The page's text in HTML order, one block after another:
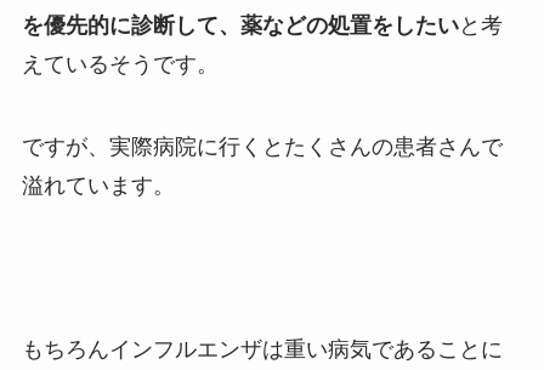
を優先的に診断して、薬などの処置をしたいと考
えているそうです。
ですが、実際病院に行くとたくさんの患者さんで
溢れています。
もちろんインフルエンザは重い病気であることに